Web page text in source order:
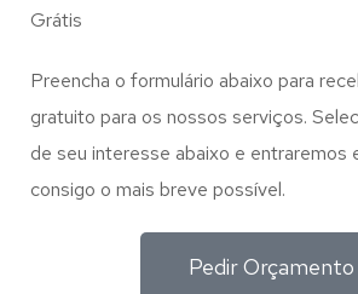
Grátis
Preencha o formulário abaixo para
gratuito para os nossos serviços.
de seu interesse abaixo e entraremos
consigo o mais breve possível.
Pedir Orçamento